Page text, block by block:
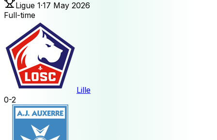
Ligue 1·17 May 2026
Full-time
Lille
0-2